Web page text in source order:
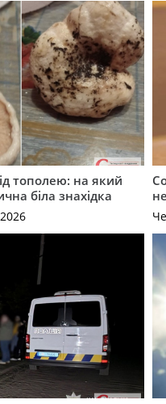
тополею: на який
біла знахідка